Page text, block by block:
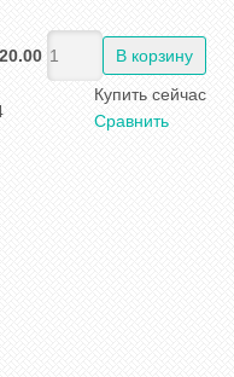
Купить сейчас
Сравнить